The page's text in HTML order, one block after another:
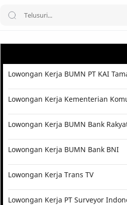
Lowongan Kerja BUMN PT KAI
Lowongan Kerja Kementerian
Lowongan Kerja BUMN Bank
Lowongan Kerja BUMN Bank BNI
Lowongan Kerja Trans TV
Lowongan Kerja PT Surveyor